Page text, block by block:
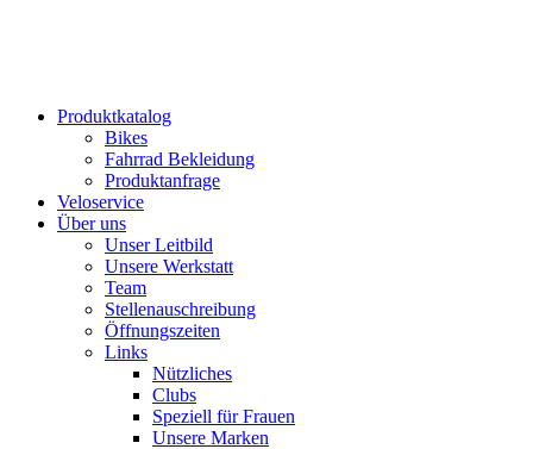
Produktkatalog
Bikes
Fahrrad Bekleidung
Produktanfrage
Veloservice
Über uns
Unser Leitbild
Unsere Werkstatt
Team
Stellenauschreibung
Öffnungszeiten
Links
Nützliches
Clubs
Speziell für Frauen​
Unsere Marken